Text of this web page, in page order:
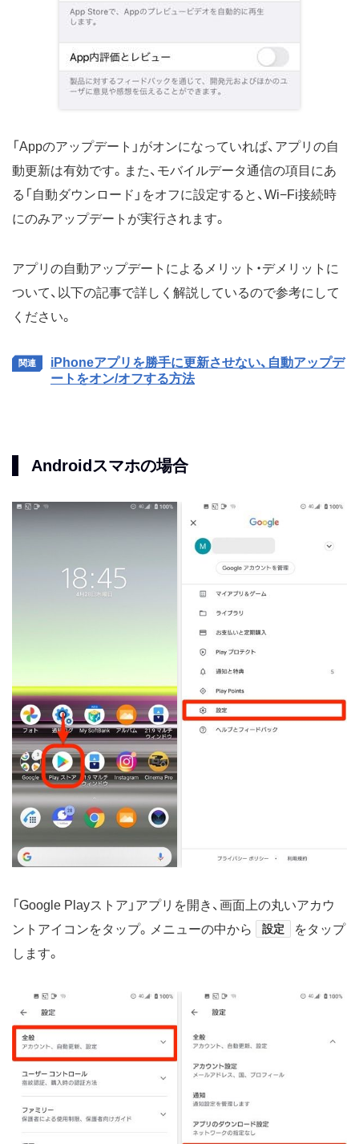
「Appのアップデート」がオンになっていれば、アプリの自
動更新は有効です。また、モバイルデータ通信の項目にあ
る「自動ダウンロード」をオフに設定すると、Wi−Fi接続時
にのみアップデートが実行されます。
アプリの自動アップデートによるメリット・デメリットに
ついて、以下の記事で詳しく解説しているので参考にして
ください。
iPhoneアプリを勝手に更新させない、自動アップデ
ートをオン/オフする方法
Androidスマホの場合
「Google Playストア」アプリを開き、画面上の丸いアカウ
ントアイコンをタップ。メニューの中から
設定
をタップ
します。